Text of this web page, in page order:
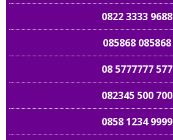
0822 3333 9688
085868 085868
08 5777777 577
082345 500 700
0858 1234 9999